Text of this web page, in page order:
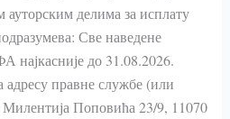
делима за исплату
Све наведене
најкасније до 31.08.2026.
правне службе (или
Поповића 23/9, 11070